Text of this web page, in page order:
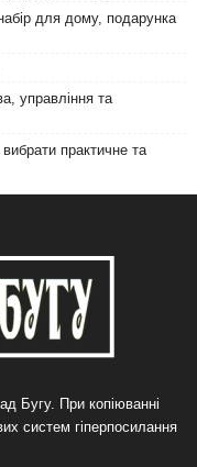
для дому, подарунка
управління та
практичне та
Бугу. При копіюванні
систем гіперпосилання